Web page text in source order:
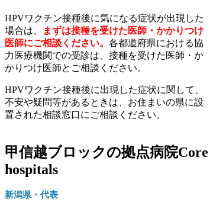
HPVワクチン接種後に気になる症状が出現した
場合は、
まずは接種を受けた医師・かかりつけ
医師にご相談ください。 各都道府県における協
力医療機関での受診は、接種を受けた医師・か
かりつけ医師とご相談ください。
HPVワクチン接種後に出現した症状に関して、
不安や疑問等があるときは、お住まいの県に設
置された相談窓口にご相談ください。
甲信越ブロックの拠点病院Core
hospitals
新潟県・代表